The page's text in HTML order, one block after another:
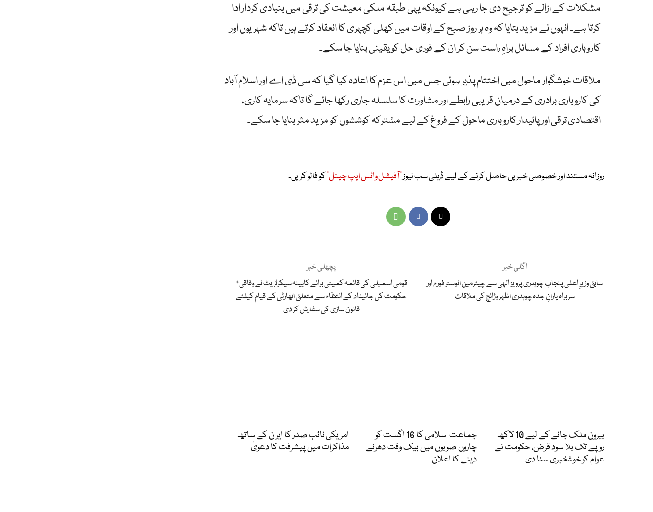
مشکلات کے ازالے کو ترجیح دی جا رہی ہے کیونکہ یہی طبقہ ملکی معیشت کی ترقی میں بنیادی کردار ادا
کرتا ہے۔ انہوں نے مزید بتایا کہ وہ ہر روز صبح کے اوقات میں کھلی کچہری کا انعقاد کرتے ہیں تاکہ شہریوں اور
کاروباری افراد کے مسائل براہِ راست سن کر ان کے فوری حل کو یقینی بنایا جا سکے۔
ملاقات خوشگوار ماحول میں اختتام پذیر ہوئی جس میں اس عزم کا اعادہ کیا گیا کہ سی ڈی اے اور اسلام آباد
کی کاروباری برادری کے درمیان قریبی رابطے اور مشاورت کا سلسلہ جاری رکھا جائے گا تاکہ سرمایہ کاری،
اقتصادی ترقی اور پائیدار کاروباری ماحول کے فروغ کے لیے مشترکہ کوششوں کو مزید مثر بنایا جا سکے۔
روزانہ مستند اور خصوصی خبریں حاصل کرنے کے لیے ڈیلی سب نیوز"آفیشل واٹس ایپ چینل"کو فالو کریں۔
پچھلی خبر
*قومی اسمبلی کی قائمہ کمیٹی برائے کابینہ سیکرٹریٹ نے وفاقی
حکومت کی جائیداد کے انتظام سے متعلق اتھارٹی کے قیام کیلئے
قانون سازی کی سفارش کر دی
اگلی خبر
سابق وزیرِ اعلی پنجاب چوہدری پرویز الہی سے چیئرمین انوسٹر فورم اور
سربراہ یارانِ جدہ چوہدری اظہر وڑائچ کی ملاقات
امریکی نائب صدر کا ایران کے ساتھ
مذاکرات میں پیشرفت کا دعویٰ
جماعت اسلامی کا 16 اگست کو
چاروں صوبوں میں بیک وقت دھرنے
دینے کا اعلان
بیرون ملک جانے کے لیے 10 لاکھ
روپے تک بلا سود قرض، حکومت نے
عوام کو خوشخبری سنا دی